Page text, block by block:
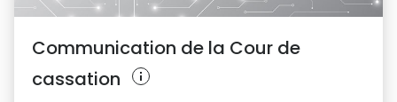
Communication de la Cour de
cassation